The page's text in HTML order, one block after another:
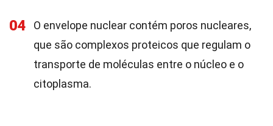
04
O envelope nuclear contém poros nucleares,
que são complexos proteicos que regulam o
transporte de moléculas entre o núcleo e o
citoplasma.